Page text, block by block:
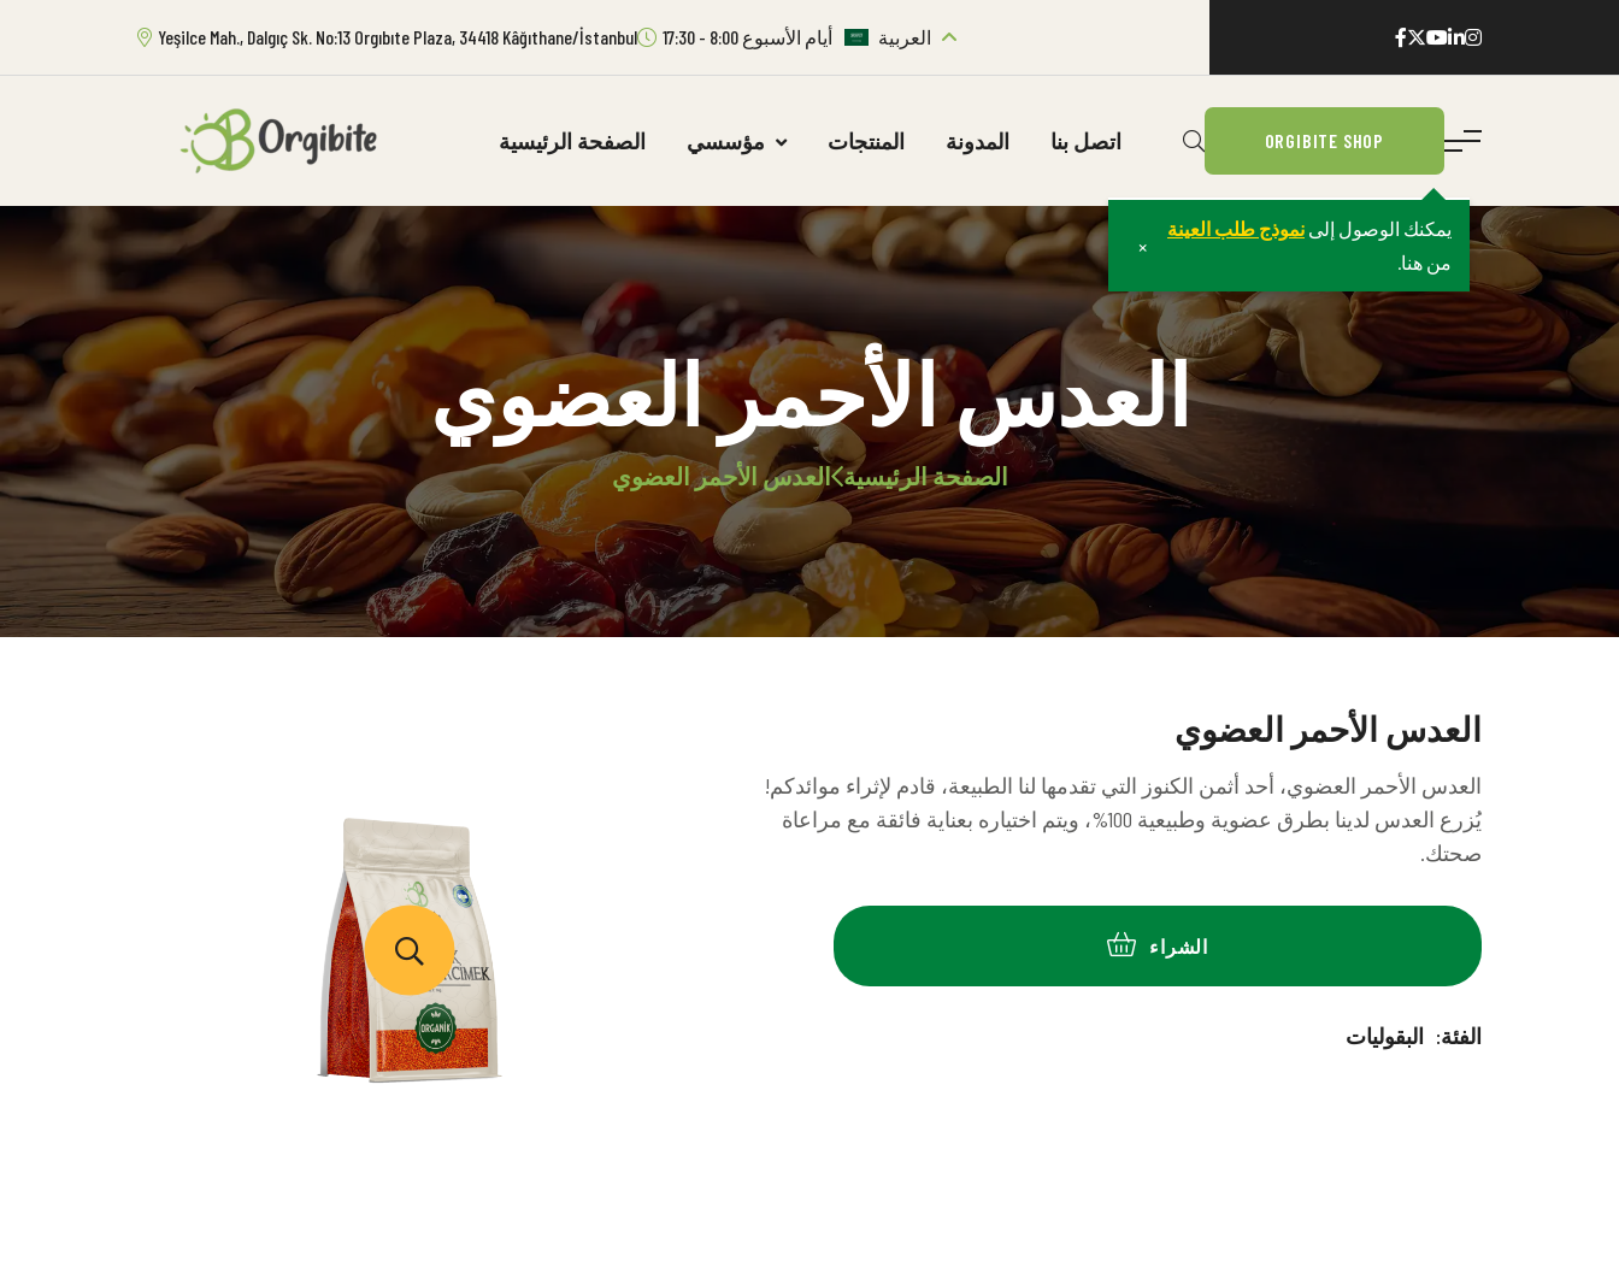
Yeşilce Mah., Dalgıç Sk. No:13 Orgıbıte Plaza, 34418 Kâğıthane/İstanbul أيام الأسبوع 8:00 - 17:30 العربية
الصفحة الرئيسية المنتجات المدونة اتصل بنا ORGIBITE SHOP
يمكنك الوصول إلى نموذج طلب العينة
من هنا.
×
العدس الأحمر العضوي
العدس الأحمر العضوي الصفحة الرئيسية
العدس الأحمر العضوي
العدس الأحمر العضوي، أحد أثمن الكنوز التي تقدمها لنا الطبيعة، قادم لإثراء موائدكم!
يُزرع العدس لدينا بطرق عضوية وطبيعية 100%، ويتم اختياره بعناية فائقة مع مراعاة
صحتك.
الشراء
البقوليات :الفئة